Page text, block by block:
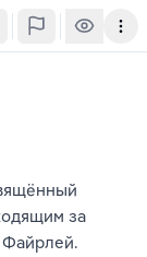
за
Файрлей.